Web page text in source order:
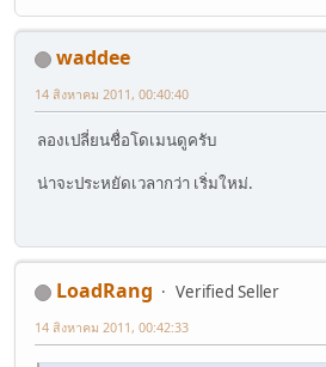
waddee
14 สิงหาคม 2011, 00:40:40
ลองเปลี่ยนชื่อโดเมนดูครับ
น่าจะประหยัดเวลากว่า เริ่มใหม่.
LoadRang
Verified Seller
14 สิงหาคม 2011, 00:42:33